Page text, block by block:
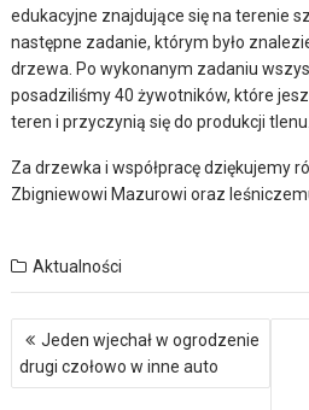
edukacyjne znajdujące się na terenie
następne zadanie, którym było
drzewa. Po wykonanym zadaniu
posadziliśmy 40 żywotników, które
teren i przyczynią się do produkcji tlenu.
Za drzewka i współpracę dziękujemy
Zbigniewowi Mazurowi oraz
Aktualności
Nawigacja
wpisu
Jeden wjechał w ogrodzenie
drugi czołowo w inne auto